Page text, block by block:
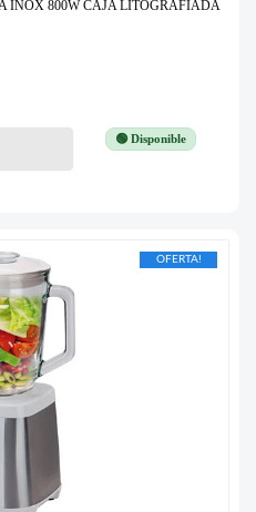
INOX 800W CAJA LITOGRAFIADA
🟢 Disponible
OFERTA!